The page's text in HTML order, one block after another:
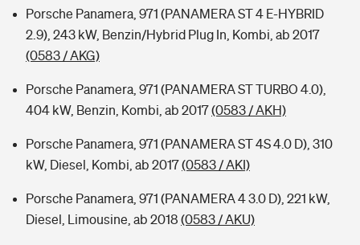
Porsche Panamera, 971 (PANAMERA ST 4 E-HYBRID
2.9), 243 kW, Benzin/Hybrid Plug In, Kombi, ab 2017
(0583 / AKG)
Porsche Panamera, 971 (PANAMERA ST TURBO 4.0),
404 kW, Benzin, Kombi, ab 2017(0583 / AKH)
Porsche Panamera, 971 (PANAMERA ST 4S 4.0 D), 310
kW, Diesel, Kombi, ab 2017(0583 / AKI)
Porsche Panamera, 971 (PANAMERA 4 3.0 D), 221 kW,
Diesel, Limousine, ab 2018 (0583 / AKU)